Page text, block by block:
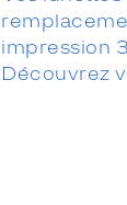
impression
Découvrez